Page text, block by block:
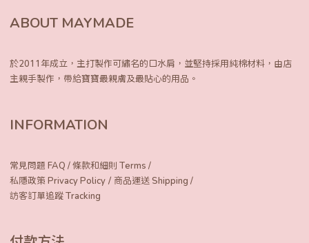
ABOUT MAYMADE
於2011年成立，主打製作可繡名的口水肩， 並堅持採用純棉材料，由店
主親手製作， 帶給寶寶最親膚及最貼心的用品。
INFORMATION
常見問題 FAQ /條款和細則 Terms /
私隱政策 Privacy Policy / 商品運送 Shipping /
訪客訂單追蹤 Tracking